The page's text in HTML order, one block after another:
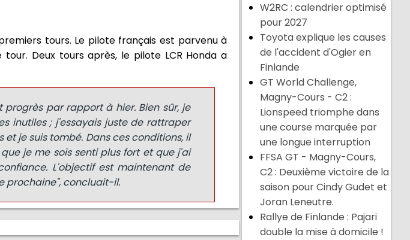
tours. Le pilote français est parvenu à
Deux tours après, le pilote LCR Honda a
par rapport à hier. Bien sûr, je
inutiles ; j'essayais juste de rattraper
et je suis tombé. Dans ces conditions, il
je me sois senti plus fort et que j'ai
L'objectif est maintenant de
prochaine", concluait-il.
W2RC : calendrier optimisé
pour 2027
Toyota explique les causes
de l'accident d'Ogier en
Finlande
GT World Challenge,
Magny-Cours - C2 :
Lionspeed triomphe dans
une course marquée par
une longue interruption
FFSA GT - Magny-Cours,
C2 : Deuxième victoire de la
saison pour Cindy Gudet et
Joran Leneutre.
Rallye de Finlande : Pajari
double la mise à domicile !